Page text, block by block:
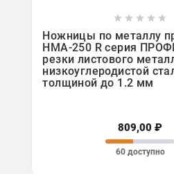
    
Ножницы по металлу
НМА-250 R серия
резки листового
низкоуглеродистой
толщиной до 1.2 мм
809,00 ₽
60 доступно